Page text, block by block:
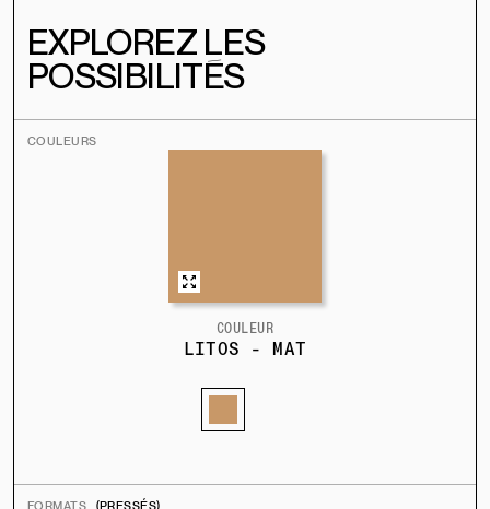
EXPLOREZ LES
POSSIBILITÉS
COULEURS
COULEUR
LITOS - MAT
FORMATS (PRESSÉS)